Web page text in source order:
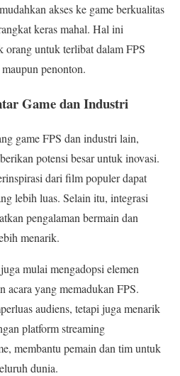
akses ke game berkualitas
keras mahal. Hal ini
untuk terlibat dalam FPS
penonton.
Game dan Industri
game FPS dan industri lain,
potensi besar untuk inovasi.
dari film populer dapat
lebih luas. Selain itu, integrasi
pengalaman bermain dan
menarik.
mulai mengadopsi elemen
acara yang memadukan FPS.
audiens, tetapi juga menarik
platform streaming
membantu pemain dan tim untuk
dunia.